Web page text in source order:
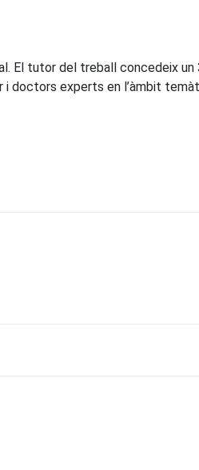
El tutor del treball concedeix un
i doctors experts en l’àmbit